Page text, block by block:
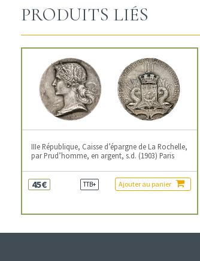
PRODUITS LIÉS
IIIe République, Caisse d’épargne de La Rochelle,
par Prud’homme, en argent, s.d. (1903) Paris
45€ TTB+ Ajouter au panier